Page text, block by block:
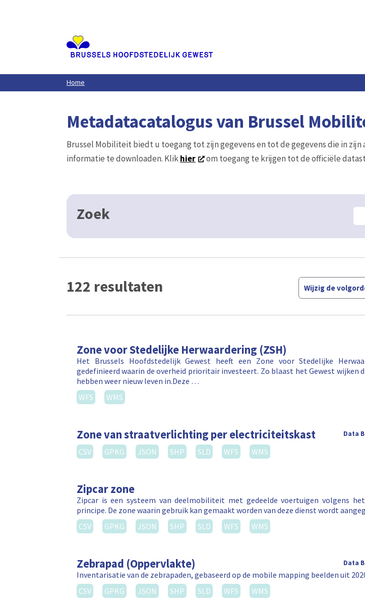
Home
Metadatacatalogus van Brussel
Brussel Mobiliteit biedt u toegang tot zijn gegevens en tot de gegevens die in
informatie te downloaden. Klikhier om toegang te krijgen tot de officiële
Zoek
122 resultaten Wijzig de
Zone voor Stedelijke Herwaardering (ZSH)
Het Brussels Hoofdstedelijk Gewest heeft een Zone voor Stedelijke
gedefinieerd waarin de overheid prioritair investeert. Zo blaast het Gewest wijken
hebben weer nieuw leven in.Deze …
WFS
WMS
Zone van straatverlichting per electriciteitskast Data
CSV GPKG JSON SHP SLD WFS WMS
Zipcar zone
Zipcar is een systeem van deelmobiliteit met gedeelde voertuigen volgens
principe. De zone waarin gebruik kan gemaakt worden van deze dienst wordt
CSV
GPKG JSON SHP SLD WFS WMS
Zebrapad (Oppervlakte) Data
Inventarisatie van de zebrapaden, gebaseerd op de mobile mapping beelden uit
CSV
GPKG JSON SHP SLD WFS WMS